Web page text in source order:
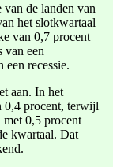
de landen van
het slotkwartaal
van 0,7 procent
van een
recessie.
aan. In het
0,4 procent, terwijl
0,5 procent
kwartaal. Dat